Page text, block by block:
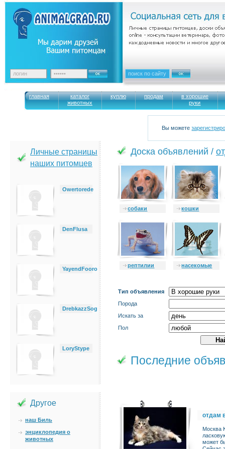
главная
каталог
животных
куплю продам
в хорошие
руки
Вы можете
Личные страницы
наших питомцев
Owertorede
DenFlusa
YayendFooro
DrebkazzSog
LoryStype
Другое
наш Биль
энциклопедия о
животных
Доска объявлений /
cобаки кошки
рептилии насекомые
Тип объявления
Порода
Искать за
Пол
Последние
отдам
Москва
может